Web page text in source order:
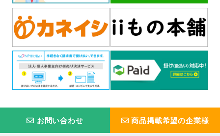
お問い合わせ 商品掲載希望の企業様